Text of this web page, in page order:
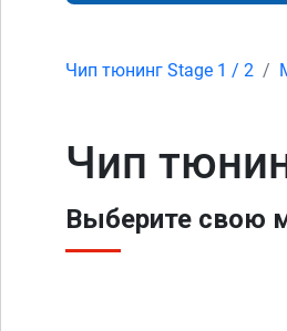
Чип тюнинг Stage 1 / 2
Чип
Выберите свою